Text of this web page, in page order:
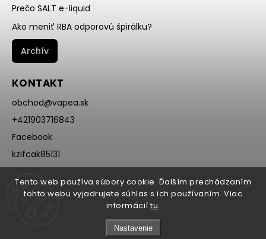
Tento web používa súbory cookie. Ďalším prechádzaním
tohto webu vyjadrujete súhlas s ich používaním. Viac
informácií tu.
Nastavenie
Prečo SALT e-liquid
Ako meniť RBA odporovú špirálku?
Archív
KONTAKT
obchod@vapea.sk
+421903716843
Facebook
kzifcak85131
@vapea.slovensko